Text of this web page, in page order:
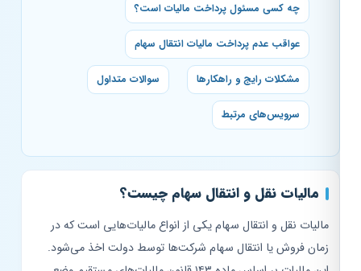
چه کسی مسئول پرداخت مالیات است؟
عواقب عدم پرداخت مالیات انتقال سهام
مشکلات رایج و راهکارها سوالات متداول
سرویس‌های مرتبط
مالیات نقل و انتقال سهام چیست؟
مالیات نقل و انتقال سهام یکی از انواع مالیات‌هایی است که در
زمان فروش یا انتقال سهام شرکت‌ها توسط دولت اخذ می‌شود.